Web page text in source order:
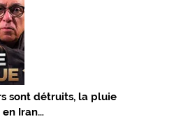
sont détruits, la pluie
Iran…